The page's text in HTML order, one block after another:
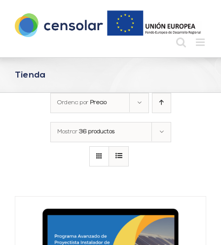
contenido
Tienda
Ordena por Precio
Mostrar 36 productos